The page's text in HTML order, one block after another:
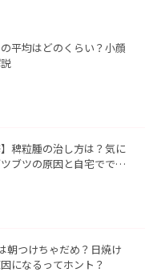
平均はどのくらい？小顔
】稗粒腫の治し方は？気に
ブツの原因と自宅ででき
朝つけちゃだめ？日焼け
になるってホント？